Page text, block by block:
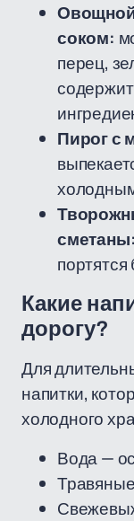
соком:
перец,
Пирог с
сметаны:
Какие
дорогу?
Для
напитки,
холодного
Вода —